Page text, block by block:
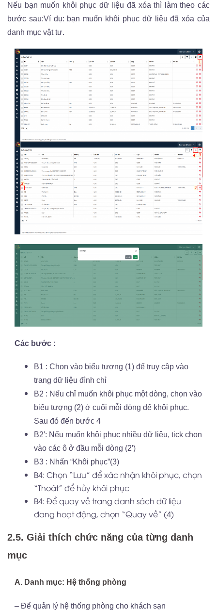
Nếu bạn muốn khôi phục dữ liệu đã xóa thì làm theo các
bước sau:Ví dụ: bạn muốn khôi phục dữ liệu đã xóa của
danh mục vật tư.
Các bước :
B1 : Chọn vào biểu tượng (1) để truy cập vào
trang dữ liệu đình chỉ
B2 : Nếu chỉ muốn khôi phục một dòng, chọn vào
biểu tượng (2) ở cuối mỗi dòng để khôi phục.
Sau đó đến bước 4
B2′: Nếu muốn khôi phục nhiều dữ liệu, tick chọn
vào các ô ở đầu mỗi dòng (2′)
B3 : Nhấn “Khôi phục”(3)
B4: Chọn “Lưu” để xác nhận khôi phục, chọn
“Thoát” để hủy khôi phục
B4: Để quay về trang danh sách dữ liệu
đang hoạt động, chọn “Quay về” (4)
2.5. Giải thích chức năng của từng danh
mục
A. Danh mục: Hệ thống phòng
– Để quản lý hệ thống phòng cho khách sạn